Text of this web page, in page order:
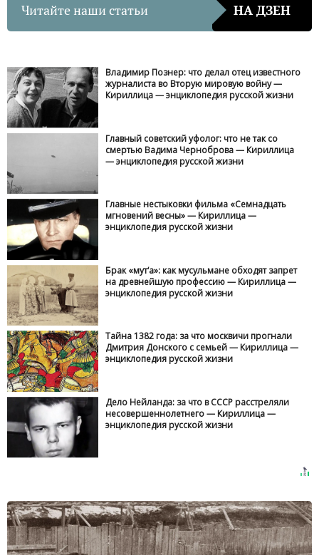
Читайте наши статьи НА ДЗЕН
Владимир Познер: что делал отец известного
журналиста во Вторую мировую войну —
Кириллица — энциклопедия русской жизни
Главный советский уфолог: что не так со
смертью Вадима Черноброва — Кириллица
— энциклопедия русской жизни
Главные нестыковки фильма «Семнадцать
мгновений весны» — Кириллица —
энциклопедия русской жизни
Брак «мут‘а»: как мусульмане обходят запрет
на древнейшую профессию — Кириллица —
энциклопедия русской жизни
Тайна 1382 года: за что москвичи прогнали
Дмитрия Донского с семьей — Кириллица —
энциклопедия русской жизни
Дело Нейланда: за что в СССР расстреляли
несовершеннолетнего — Кириллица —
энциклопедия русской жизни